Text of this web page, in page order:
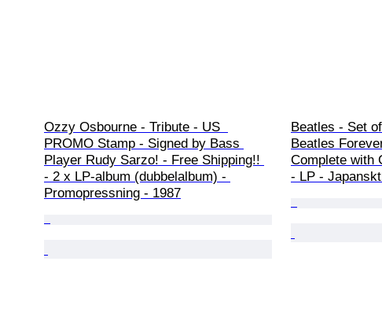
Ozzy Osbourne - Tribute - US
PROMO Stamp - Signed by Bass
Player Rudy Sarzo! - Free Shipping!!
- 2 x LP-album (dubbelalbum) -
Promopressning - 1987
Beatles - Set
Beatles
Complete with
- LP -